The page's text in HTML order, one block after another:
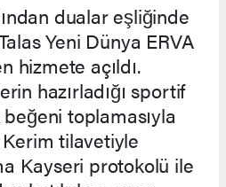
dualar eşliğinde
Yeni Dünya ERVA
hizmete açıldı.
hazırladığı sportif
toplamasıyla
tilavetiyle
Kayseri protokolü ile